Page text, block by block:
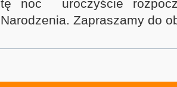
tę noc uroczyście
Narodzenia. Zapraszamy do